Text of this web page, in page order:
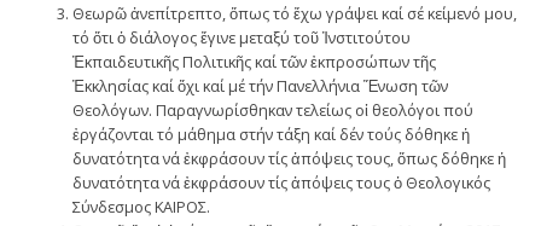
Θεωρῶ ἀνεπίτρεπτο, ὅπως τό ἔχω γράψει καί σέ κείμενό μου,
τό ὅτι ὁ διάλογος ἔγινε μεταξύ τοῦ Ἰνστιτούτου
Ἐκπαιδευτικῆς Πολιτικῆς καί τῶν ἐκπροσώπων τῆς
Ἐκκλησίας καί ὄχι καί μέ τήν Πανελλήνια Ἕνωση τῶν
Θεολόγων. Παραγνωρίσθηκαν τελείως οἱ θεολόγοι πού
ἐργάζονται τό μάθημα στήν τάξη καί δέν τούς δόθηκε ἡ
δυνατότητα νά ἐκφράσουν τίς ἀπόψεις τους, ὅπως δόθηκε ἡ
δυνατότητα νά ἐκφράσουν τίς ἀπόψεις τους ὁ Θεολογικός
Σύνδεσμος ΚΑΙΡΟΣ.